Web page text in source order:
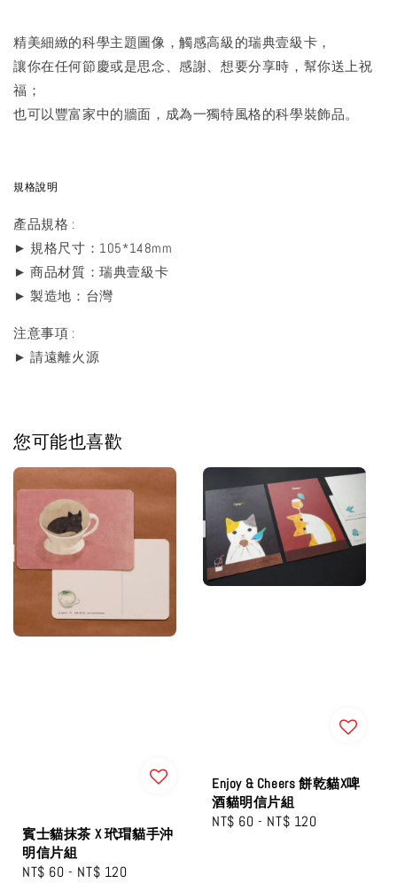
精美細緻的科學主題圖像，觸感高級的瑞典壹級卡，
讓你在任何節慶或是思念、感謝、想要分享時，幫你送上祝
福；
也可以豐富家中的牆面，成為一獨特風格的科學裝飾品。
規格說明
產品規格 :
► 規格尺寸：105*148mm
► 商品材質：瑞典壹級卡
► 製造地：台灣
注意事項 :
► 請遠離火源
您可能也喜歡
賓士貓抹茶 X 玳瑁貓手沖
明信片組
Regular
NT$ 60 - NT$ 120
Enjoy & Cheers 餅乾貓X啤
酒貓明信片組
Regular
NT$ 60 - NT$ 120